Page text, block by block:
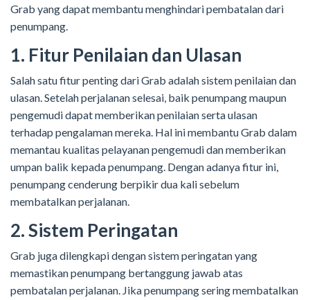
Grab yang dapat membantu menghindari pembatalan dari
penumpang.
1. Fitur Penilaian dan Ulasan
Salah satu fitur penting dari Grab adalah sistem penilaian dan
ulasan. Setelah perjalanan selesai, baik penumpang maupun
pengemudi dapat memberikan penilaian serta ulasan
terhadap pengalaman mereka. Hal ini membantu Grab dalam
memantau kualitas pelayanan pengemudi dan memberikan
umpan balik kepada penumpang. Dengan adanya fitur ini,
penumpang cenderung berpikir dua kali sebelum
membatalkan perjalanan.
2. Sistem Peringatan
Grab juga dilengkapi dengan sistem peringatan yang
memastikan penumpang bertanggung jawab atas
pembatalan perjalanan. Jika penumpang sering membatalkan